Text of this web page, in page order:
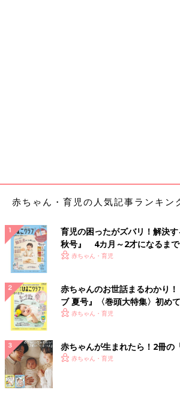
赤ちゃん・育児の人気記事ランキン
育児の困ったがズバリ！解決
秋号』 4カ月～2才になるまで
いっぱい！
赤ちゃん・育児
赤ちゃんのお世話まるわかり
ブ 夏号』〈巻頭大特集〉初め
く！ おっぱい・ミルクの基本
赤ちゃん・育児
赤ちゃんが生まれたら！2冊の
赤ちゃん・育児